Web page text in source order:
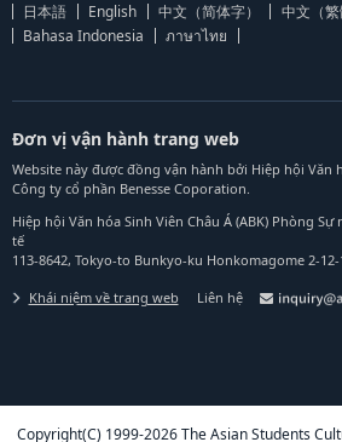
日本語 English 中文（简体字） 中文（繁
Bahasa Indonesia
ภาษาไทย
Đơn vị vận hành trang web
Website này được đồng vận hành bởi Hiệp hội Văn
Công ty cổ phần Benesse Coporation.
Hiệp hội Văn hóa Sinh Viên Châu Á (ABK) Phòng
tế
113-8642, Tokyo-to Bunkyo-ku Honkomagome 2-12-
Khái niệm về trang web Liên hệ
Copyright(C) 1999-2026 The Asian Students